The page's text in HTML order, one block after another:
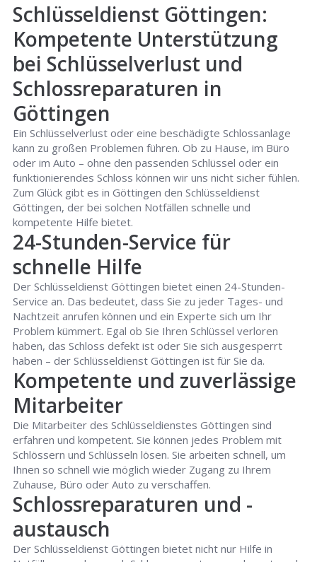
Schlüsseldienst Göttingen:
Kompetente Unterstützung
bei Schlüsselverlust und
Schlossreparaturen in
Göttingen
Ein Schlüsselverlust oder eine beschädigte Schlossanlage
kann zu großen Problemen führen. Ob zu Hause, im Büro
oder im Auto – ohne den passenden Schlüssel oder ein
funktionierendes Schloss können wir uns nicht sicher fühlen.
Zum Glück gibt es in Göttingen den Schlüsseldienst
Göttingen, der bei solchen Notfällen schnelle und
kompetente Hilfe bietet.
24-Stunden-Service für
schnelle Hilfe
Der Schlüsseldienst Göttingen bietet einen 24-Stunden-
Service an. Das bedeutet, dass Sie zu jeder Tages- und
Nachtzeit anrufen können und ein Experte sich um Ihr
Problem kümmert. Egal ob Sie Ihren Schlüssel verloren
haben, das Schloss defekt ist oder Sie sich ausgesperrt
haben – der Schlüsseldienst Göttingen ist für Sie da.
Kompetente und zuverlässige
Mitarbeiter
Die Mitarbeiter des Schlüsseldienstes Göttingen sind
erfahren und kompetent. Sie können jedes Problem mit
Schlössern und Schlüsseln lösen. Sie arbeiten schnell, um
Ihnen so schnell wie möglich wieder Zugang zu Ihrem
Zuhause, Büro oder Auto zu verschaffen.
Schlossreparaturen und -
austausch
Der Schlüsseldienst Göttingen bietet nicht nur Hilfe in